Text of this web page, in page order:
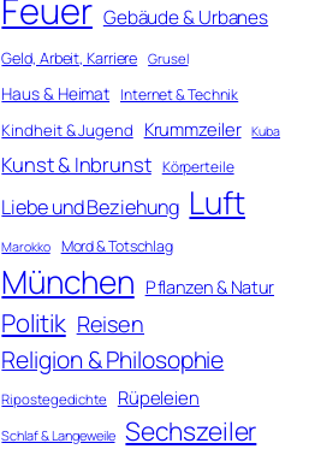
Feuer Gebäude & Urbanes
Geld, Arbeit, Karriere Grusel
Haus & Heimat Internet & Technik
Kindheit & Jugend Krummzeiler Kuba
Kunst & Inbrunst Körperteile
Liebe und Beziehung Luft
Marokko Mord & Totschlag
München Pflanzen & Natur
Politik Reisen
Religion & Philosophie
Ripostegedichte Rüpeleien
Schlaf & Langeweile Sechszeiler